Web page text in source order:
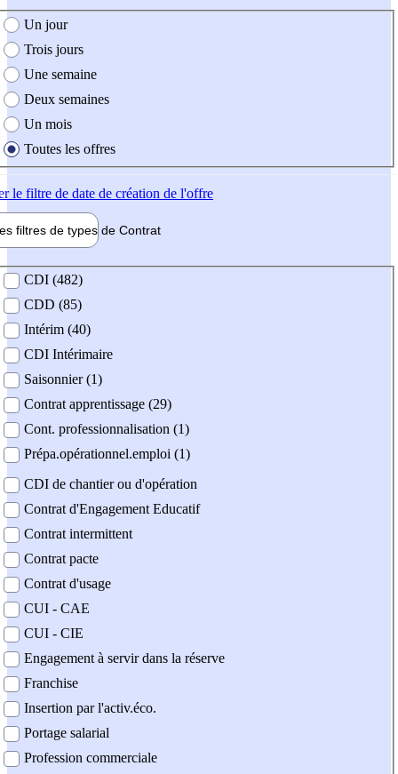
création de l'offre
Un jour
Trois jours
Une semaine
Deux semaines
Un mois
Toutes les offres
le filtre de date de création de l'offre
filtres de types de Contrat
contrat
CDI (482)
CDD (85)
Intérim (40)
CDI Intérimaire
Saisonnier (1)
Contrat apprentissage (29)
Cont. professionnalisation (1)
Prépa.opérationnel.emploi (1)
CDI de chantier ou d'opération
Contrat d'Engagement Educatif
Contrat intermittent
Contrat pacte
Contrat d'usage
CUI - CAE
CUI - CIE
Engagement à servir dans la réserve
Franchise
Insertion par l'activ.éco.
Portage salarial
Profession commerciale